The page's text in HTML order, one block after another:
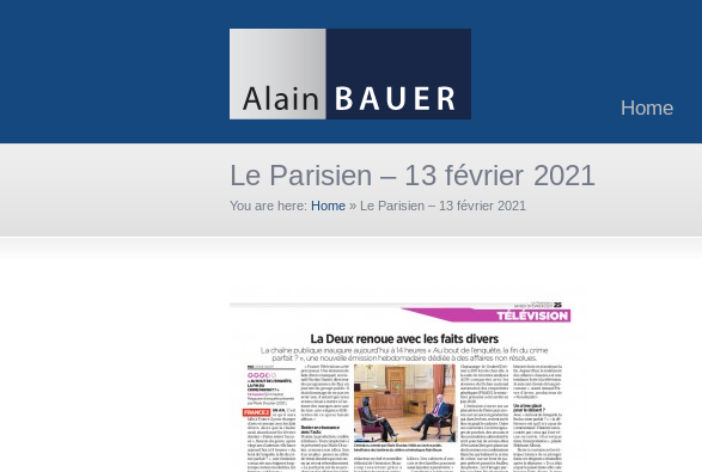
Home
Le Parisien – 13 février 2021
You are here: Home » Le Parisien – 13 février 2021